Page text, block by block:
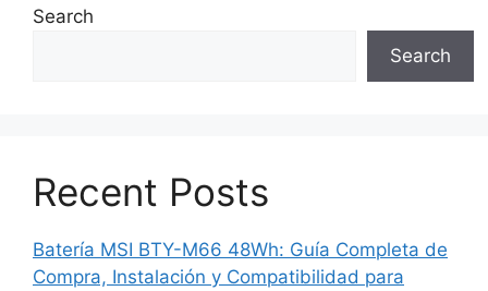
Search
Search
Recent Posts
Batería MSI BTY-M66 48Wh: Guía Completa de
Compra, Instalación y Compatibilidad para